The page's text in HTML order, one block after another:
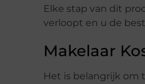
Elke stap van dit
verloopt en u de
Makelaar
Het is belangrijk om